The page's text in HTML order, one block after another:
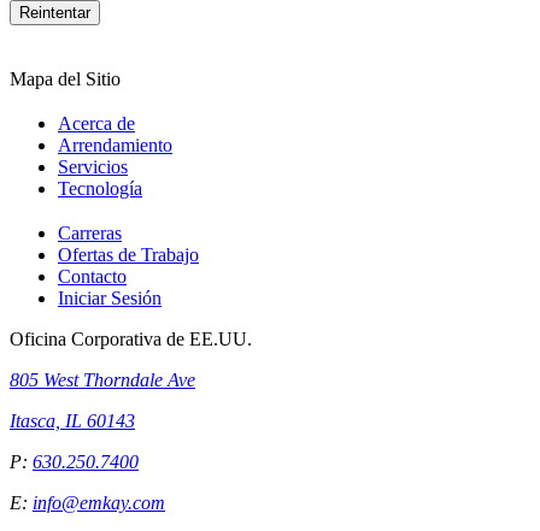
Reintentar
Mapa del Sitio
Acerca de
Arrendamiento
Servicios
Tecnología
Carreras
Ofertas de Trabajo
Contacto
Iniciar Sesión
Oficina Corporativa de EE.UU.
805 West Thorndale Ave
Itasca, IL 60143
P: 630.250.7400
E: info@emkay.com